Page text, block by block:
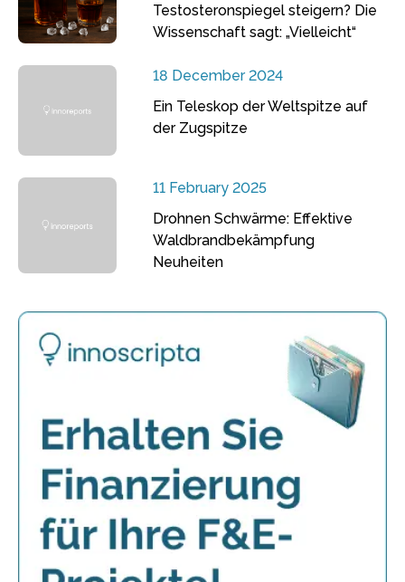
Testosteronspiegel steigern? Die
Wissenschaft sagt: „Vielleicht“
18 December 2024
Ein Teleskop der Weltspitze auf
der Zugspitze
11 February 2025
Drohnen Schwärme: Effektive
Waldbrandbekämpfung
Neuheiten